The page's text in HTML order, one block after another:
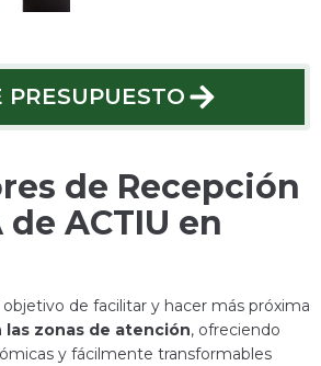
PRESUPUESTO
de Recepción
de ACTIU en
de facilitar y hacer más próxima
zonas de atención, ofreciendo
y fácilmente transformables